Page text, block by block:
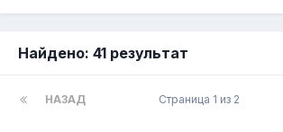
Найдено: 41 результат
НАЗАД Страница 1 из 2